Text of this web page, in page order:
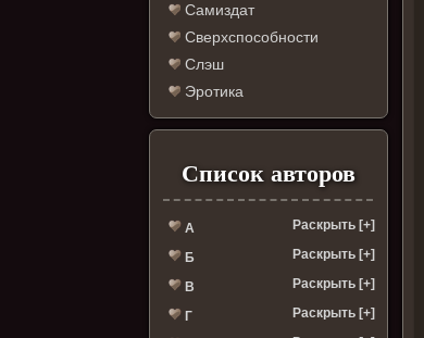
Самиздат
Сверхспособности
Слэш
Эротика
Список авторов
А Раскрыть [+]
Б Раскрыть [+]
В Раскрыть [+]
Г Раскрыть [+]